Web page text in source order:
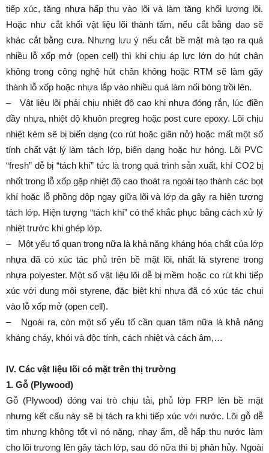
tiếp xúc, tăng nhựa hấp thu vào lõi và làm tăng khối lượng lõi.
Hoặc như cắt khối vật liệu lõi thành tấm, nếu cắt bằng dao sẽ
khác cắt bằng cưa. Nhưng lưu ý nếu cắt bề mặt mà tạo ra quá
nhiều lỗ xốp mở (open cell) thì khi chịu áp lực lớn do hút chân
không trong công nghệ hút chân không hoặc RTM sẽ làm gãy
thành lỗ xốp hoặc nhựa lắp vào nhiều quá làm nổi bóng trồi lên.
– Vật liệu lõi phải chịu nhiệt độ cao khi nhựa đóng rắn, lúc điền
đầy nhựa, nhiệt độ khuôn pregreg hoặc post cure epoxy. Lõi chịu
nhiệt kém sẽ bị biến dạng (co rút hoặc giãn nở) hoặc mất một số
tính chất vật lý làm tách lớp, biến dạng hoặc hư hỏng. Lõi PVC
“fresh” dễ bị “tách khí” tức là trong quá trình sản xuất, khí CO2 bị
nhốt trong lỗ xốp gặp nhiệt độ cao thoát ra ngoài tạo thành các bọt
khí hoặc lỗ phồng dộp ngay giữa lõi và lớp da gây ra hiện tượng
tách lớp. Hiện tượng “tách khí” có thể khắc phục bằng cách xử lý
nhiệt trước khi ghép lớp.
– Một yếu tố quan trọng nữa là khả năng kháng hóa chất của lớp
nhựa đã có xúc tác phủ trên bề mặt lõi, nhất là styrene trong
nhựa polyester. Một số vật liệu lõi dễ bị mềm hoặc co rút khi tiếp
xúc với dung môi styrene, đặc biệt khi nhựa đã có xúc tác chui
vào lỗ xốp mở (open cell).
– Ngoài ra, còn một số yếu tố cần quan tâm nữa là khả năng
kháng cháy, khói và độc tính, cách nhiệt và cách âm,…
IV. Các vật liệu lõi có mặt trên thị trường
1. Gỗ (Plywood)
Gỗ (Plywood) đóng vai trò chịu tải, phủ lớp FRP lên bề mặt
nhưng kết cấu này sẽ bị tách ra khi tiếp xúc với nước. Lõi gỗ dễ
tìm nhưng không tốt vì nó nặng, nhạy ẩm, dễ hấp thu nước làm
cho lõi trương lên gây tách lớp, sau đó nữa thì bị phân hủy. Ngoài